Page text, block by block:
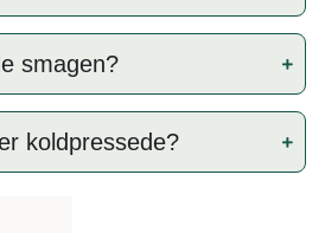
smagen?
koldpressede?